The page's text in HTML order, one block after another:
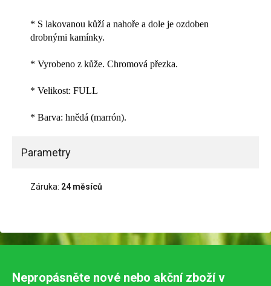
* S lakovanou kůží a nahoře a dole je ozdoben
drobnými kamínky.
* Vyrobeno z kůže. Chromová přezka.
* Velikost: FULL
* Barva: hnědá (marrón).
Parametry
Záruka: 24 měsíců
Nepropásněte nové nebo akční zboží v